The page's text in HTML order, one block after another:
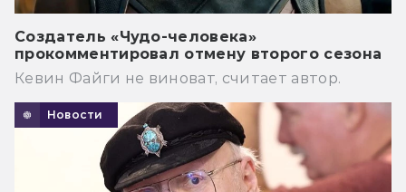
Создатель «Чудо-человека»
прокомментировал отмену второго сезона
Кевин Файги не виноват, считает автор.
Новости